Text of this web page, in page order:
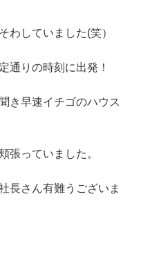
わしていました(笑）
通りの時刻に出発！
き早速イチゴのハウス
張っていました。
長さん有難うございま